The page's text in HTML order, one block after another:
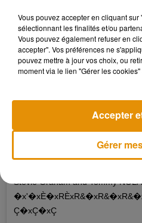
Stevie Graham and Tommy
Ç�xÇ�xÇ
Vous pouvez accepter en cliquant
sélectionnant les finalités et/ou
Vous pouvez également refuser en
accepter". Vos préférences ne
pouvez mettre à jour vos choix, ou
moment via le lien "Gérer les
Gérer
Accepter